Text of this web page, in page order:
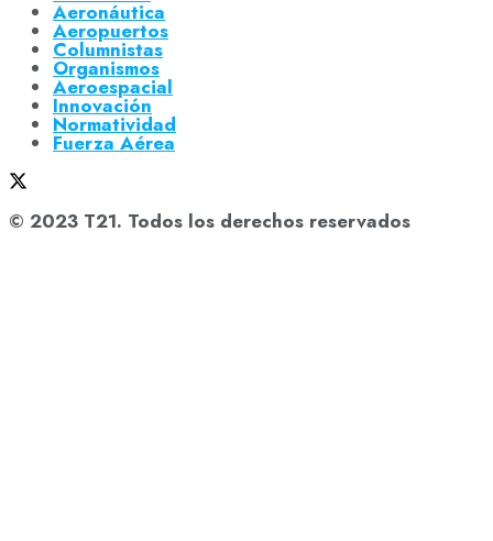
Aeronáutica
Aeropuertos
Columnistas
Organismos
Aeroespacial
Innovación
Normatividad
Fuerza Aérea
© 2023 T21. Todos los derechos reservados